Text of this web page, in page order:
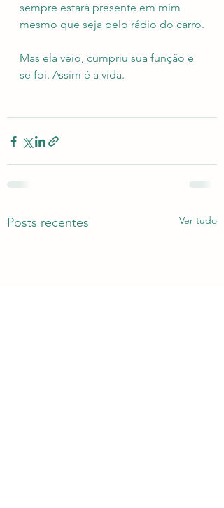
sempre estará presente em mim
mesmo que seja pelo rádio do carro.
Mas ela veio, cumpriu sua função e
se foi. Assim é a vida.
Posts recentes Ver tudo